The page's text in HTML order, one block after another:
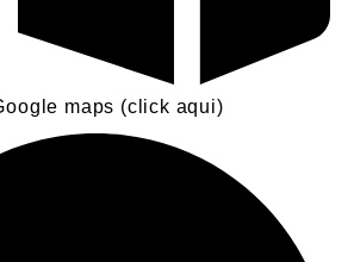
maps (click aqui)